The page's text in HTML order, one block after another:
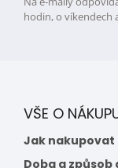
hodin, o víkendech
VŠE O
Jak nakupovat
Doba a způsob